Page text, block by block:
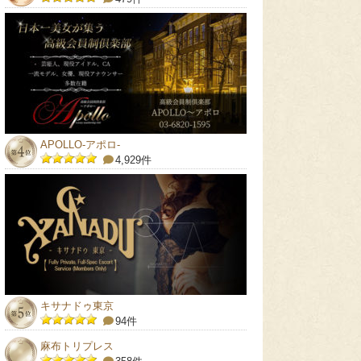
APOLLO-アポロ-
4,929件
キサナドゥ東京
94件
麻布トリプレス